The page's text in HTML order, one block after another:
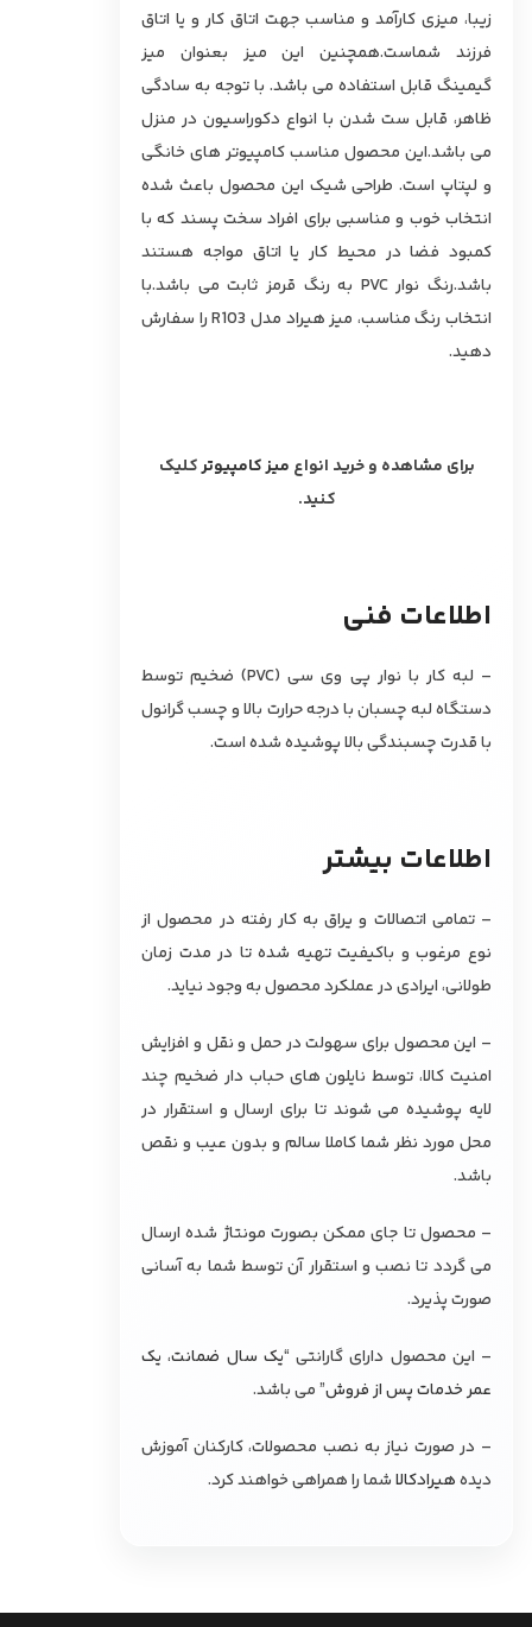
زیبا، میزی کارآمد و مناسب جهت اتاق کار و یا اتاق
فرزند شماست.همچنین این میز بعنوان میز
گیمینگ قابل استفاده می باشد. با توجه به سادگی
ظاهر، قابل ست شدن با انواع دکوراسیون در منزل
می باشد.این محصول مناسب کامپیوتر های خانگی
و لپتاپ است. طراحی شیک این محصول باعث شده
انتخاب خوب و مناسبی برای افراد سخت پسند که با
کمبود فضا در محیط کار یا اتاق مواجه هستند
باشد.رنگ نوار PVC به رنگ قرمز ثابت می باشد.با
انتخاب رنگ مناسب، میز هیراد مدل R103 را سفارش
دهید.
برای مشاهده و خرید انواع میز کامپیوترکلیک
کنید.
اطلاعات فنی
– لبه کار با نوار پی وی سی (PVC) ضخیم توسط
دستگاه لبه چسبان با درجه حرارت بالا و چسب گرانول
با قدرت چسبندگی بالا پوشیده شده است.
اطلاعات بیشتر
– تمامی اتصالات و یراق به کار رفته در محصول از
نوع مرغوب و باکیفیت تهیه شده تا در مدت زمان
طولانی، ایرادی در عملکرد محصول به وجود نیاید.
– این محصول برای سهولت در حمل و نقل و افزایش
امنیت کالا، توسط نایلون های حباب دار ضخیم چند
لایه پوشیده می شوند تا برای ارسال و استقرار در
محل مورد نظر شما کاملا سالم و بدون عیب و نقص
باشد.
– محصول تا جای ممکن بصورت مونتاژ شده ارسال
می گردد تا نصب و استقرار آن توسط شما به آسانی
صورت پذیرد.
– این محصول دارای گارانتی “یک سال ضمانت، یک
عمر خدمات پس از فروش” می باشد.
– در صورت نیاز به نصب محصولات، کارکنان آموزش
دیدههیرادکالاشما را همراهی خواهند کرد.